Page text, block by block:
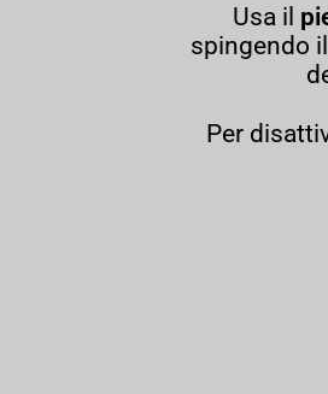
Usa il
spingendo
Per